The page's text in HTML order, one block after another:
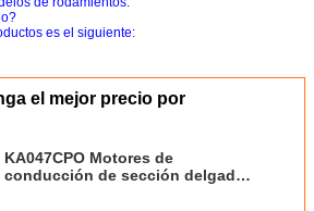
es el siguiente:
el mejor precio por
KA047CPO Motores de
conducción de sección delgada